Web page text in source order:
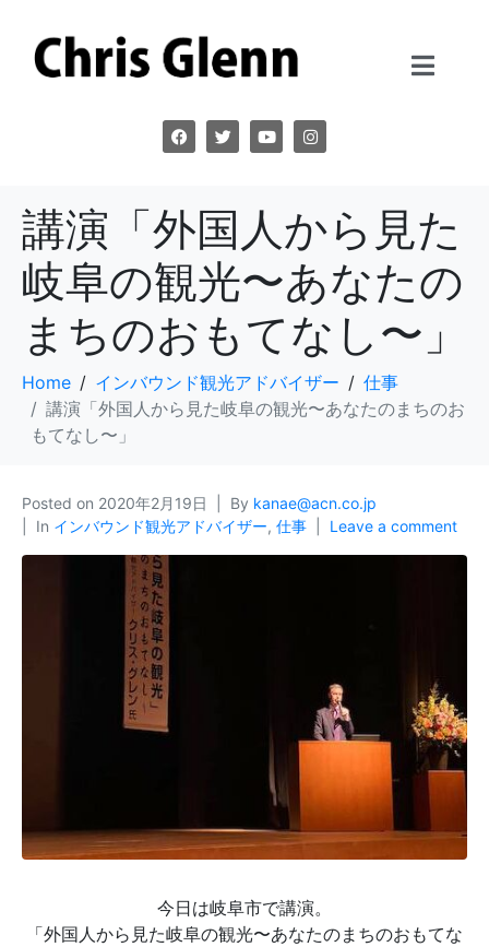
講演「外国人から見た
岐阜の観光〜あなたの
まちのおもてなし〜」
Home インバウンド観光アドバイザー
仕事
講演「外国人から見た岐阜の観光〜あなたのまちのお
もてなし〜」
Posted on 2020年2月19日 By kanae@acn.co.jp
In インバウンド観光アドバイザー, 仕事 Leave a comment
今日は岐阜市で講演。
「外国人から見た岐阜の観光〜あなたのまちのおもてな